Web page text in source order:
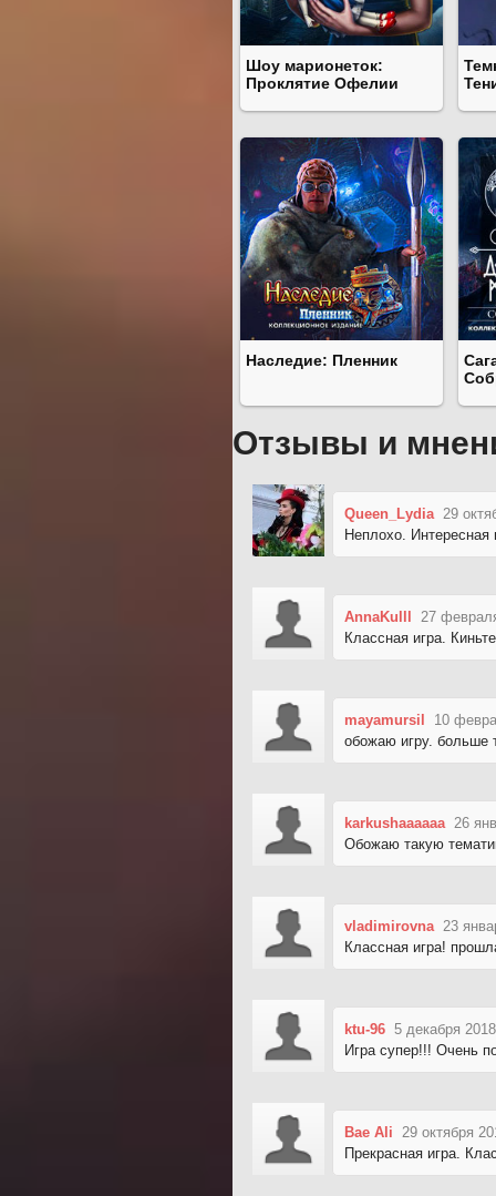
Шоу марионеток:
Проклятие Офелии
Наследие: Пленник
Отзывы и
Queen_Lydia 29
Неплохо. Интересная
AnnaKulll
27
Классная игра.
mayamursil
10
обожаю игру. больше
karkushaaaaaa 26
Обожаю такую
vladimirovna 23
Классная игра!
ktu-96 5 декабря
Игра супер!!! Очень
Bae Ali 29 октября
Прекрасная игра.